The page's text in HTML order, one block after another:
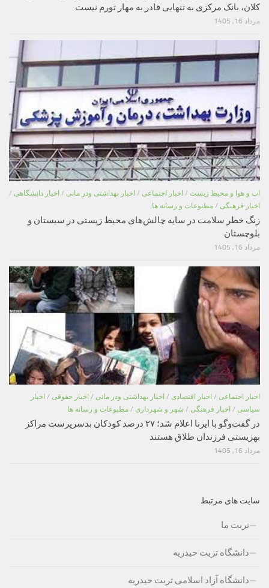
کلان، بانک مرکزی به تنهایی قادر به مهار تورم نیست
مرداد 16, 1405
اب و هوا و محیط زیست / اخبار اجتماعی / اخبار بهداشتی ودر مانی / اخبار دانشگاهی /
اخبار فرهنگی / مطبوعات و رسانه ها
زنگ خطر سلامت در سایه چالش‌های محیط زیستی در سیستان و
بلوچستان
مرداد 16, 1405
اخبار اجتماعی / اخبار اقتصادی / اخبار بهداشتی ودر مانی / اخبار حقوقی / اخبار
سیاسی / اخبار فرهنگی / شهر و شهرداری / مطبوعات و رسانه ها
در گفت‌وگو با ایرنا اعلام شد؛ ۲۷ درصد کودکان بدسرپرست مراکز
بهزیستی فرزندان طلاق هستند
مرداد 16, 1405
سایت های مرتبط
تربت ما
دانشگاه تربت حیدریه
دانشگاه آزاد اسلامی تربت حیدریه